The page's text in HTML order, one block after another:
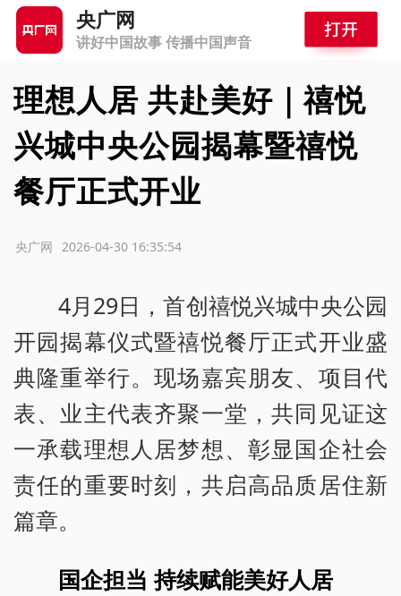
央广网
讲好中国故事 传播中国声音
理想人居 共赴美好｜禧悦
兴城中央公园揭幕暨禧悦
餐厅正式开业
2026-04-30 16:35:54
央广网
4月29日，首创禧悦兴城中央公园
开园揭幕仪式暨禧悦餐厅正式开业盛
典隆重举行。现场嘉宾朋友、项目代
表、业主代表齐聚一堂，共同见证这
一承载理想人居梦想、彰显国企社会
责任的重要时刻，共启高品质居住新
篇章。
国企担当 持续赋能美好人居